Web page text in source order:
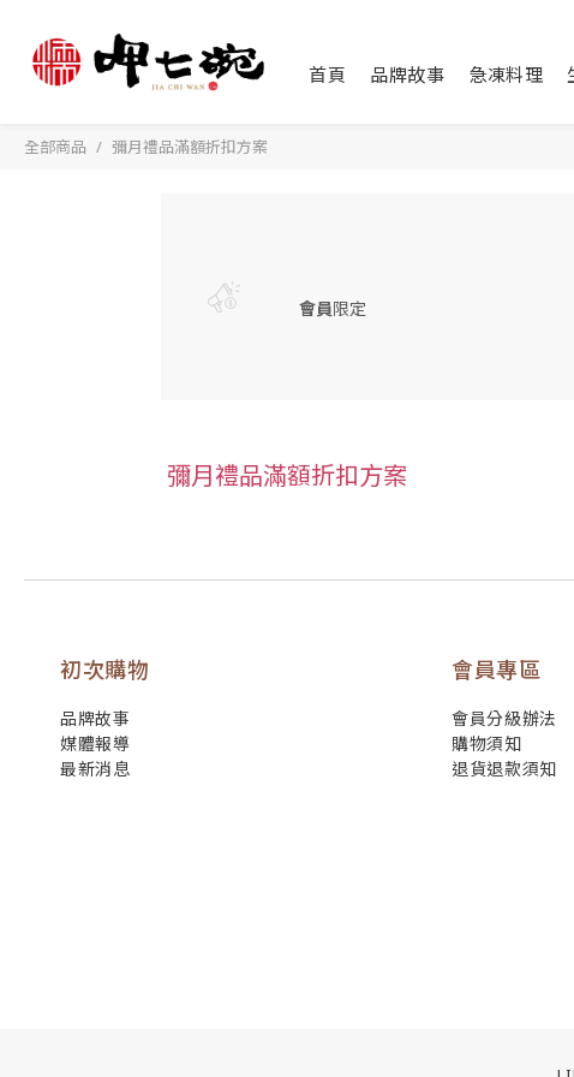
首頁 品牌故事 急凍料理
全部商品 彌月禮品滿額折扣方案
會員限定
彌月禮品滿額折扣方案
初次購物
品牌故事
媒體報導
最新消息
會員專區
會員分級辦法
購物須知
退貨退款須知